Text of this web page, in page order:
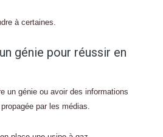
à certaines.
génie pour réussir en
un génie ou avoir des informations
par les médias.